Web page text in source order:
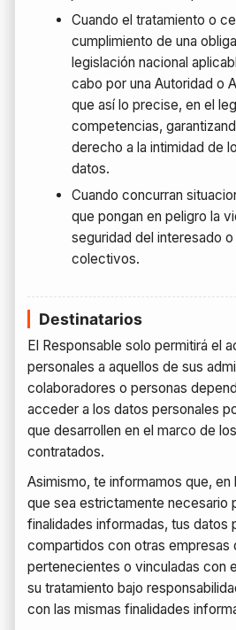
Cuando el tratamiento o
cumplimiento de una
legislación nacional
cabo por una Autoridad o
que así lo precise, en el
competencias,
derecho a la intimidad de
datos.
Cuando concurran
que pongan en peligro la
seguridad del interesado
colectivos.
Destinatarios
El Responsable solo permitirá el
personales a aquellos de sus
colaboradores o personas
acceder a los datos personales
que desarrollen en el marco de
contratados.
Asimismo, te informamos que, en
que sea estrictamente necesario
finalidades informadas, tus datos
compartidos con otras empresas
pertenecientes o vinculadas con
su tratamiento bajo
con las mismas finalidades